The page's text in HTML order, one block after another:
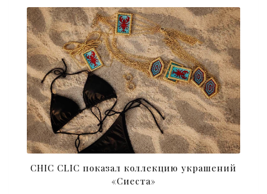
CHIC CLIC показал коллекцию украшений
«Сиеста»